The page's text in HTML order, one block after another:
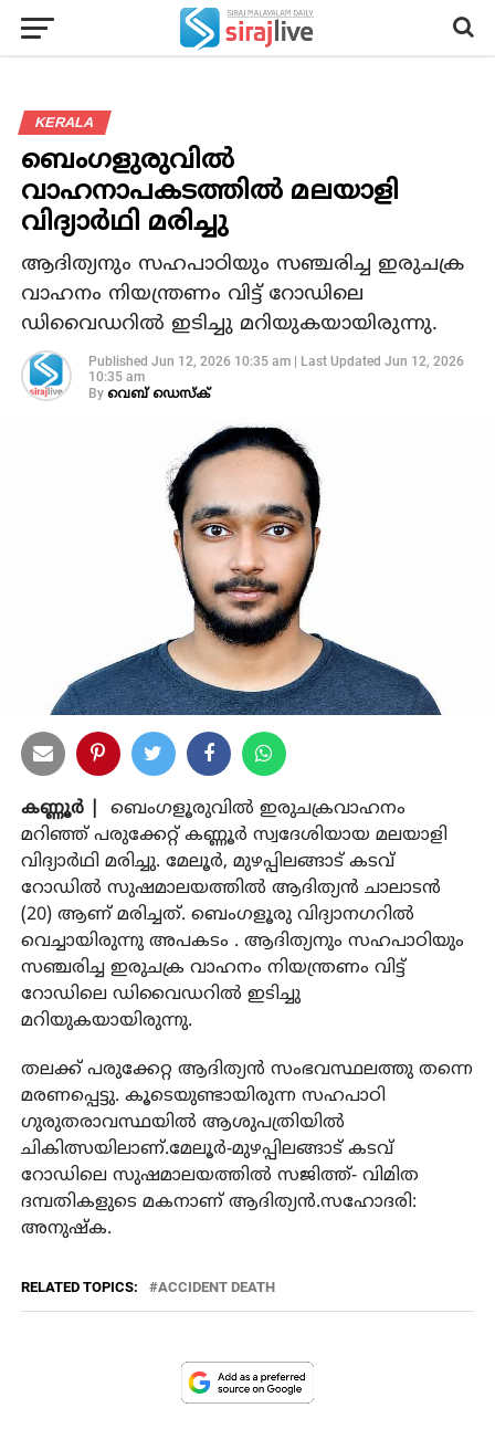
KERALA
ബെംഗളുരുവില്‍
വാഹനാപകടത്തില്‍ മലയാളി
വിദ്യാര്‍ഥി മരിച്ചു
ആദിത്യനും സഹപാഠിയും സഞ്ചരിച്ച ഇരുചക്ര
വാഹനം നിയന്ത്രണം വിട്ട് റോഡിലെ
ഡിവൈഡറില്‍ ഇടിച്ചു മറിയുകയായിരുന്നു.
Published Jun 12, 2026 10:35 am| Last Updated Jun 12, 2026
10:35 am
By വെബ് ഡെസ്‌ക്
കണ്ണൂര്‍ |
ബെംഗളൂരുവില്‍ ഇരുചക്രവാഹനം
മറിഞ്ഞ് പരുക്കേറ്റ് കണ്ണൂര്‍ സ്വദേശിയായ മലയാളി
വിദ്യാര്‍ഥി മരിച്ചു. മേലൂര്‍, മുഴപ്പിലങ്ങാട് കടവ്
റോഡില്‍ സുഷമാലയത്തില്‍ ആദിത്യന്‍ ചാലാടന്‍
(20) ആണ് മരിച്ചത്. ബെംഗളൂരു വിദ്യാനഗറില്‍
വെച്ചായിരുന്നു അപകടം . ആദിത്യനും സഹപാഠിയും
സഞ്ചരിച്ച ഇരുചക്ര വാഹനം നിയന്ത്രണം വിട്ട്
റോഡിലെ ഡിവൈഡറില്‍ ഇടിച്ചു
മറിയുകയായിരുന്നു.
തലക്ക് പരുക്കേറ്റ ആദിത്യന്‍ സംഭവസ്ഥലത്തു തന്നെ
മരണപ്പെട്ടു. കൂടെയുണ്ടായിരുന്ന സഹപാഠി
ഗുരുതരാവസ്ഥയില്‍ ആശുപത്രിയില്‍
ചികിത്സയിലാണ്.മേലൂര്‍-മുഴപ്പിലങ്ങാട് കടവ്
റോഡിലെ സുഷമാലയത്തില്‍ സജിത്ത്- വിമിത
ദമ്പതികളുടെ മകനാണ് ആദിത്യന്‍.സഹോദരി:
അനുഷ്‌ക.
RELATED TOPICS: ACCIDENT DEATH